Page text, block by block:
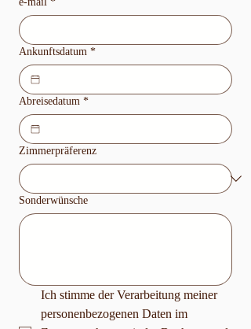
Ankunftsdatum *
Abreisedatum *
Zimmerpräferenz
Sonderwünsche
Ich stimme der Verarbeitung meiner
personenbezogenen Daten im